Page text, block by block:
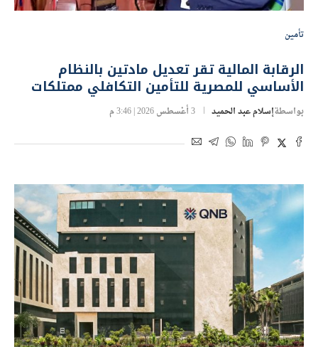
تأمين
الرقابة المالية تقر تعديل مادتين بالنظام
الأساسي للمصرية للتأمين التكافلي ممتلكات
بواسطةإسلام عبد الحميد 3 أغسطس 2026 | 3:46 م